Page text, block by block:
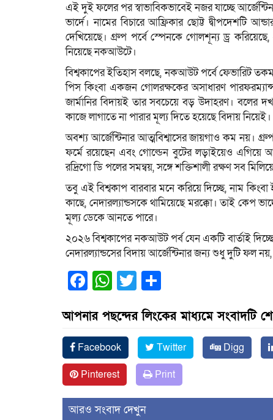
এই দুই ফলের পর স্বাভাবিকভাবেই নজর যাচ্ছে
ভার্দে। নামের বিচারে আফ্রিকার ছোট্ট দ্বীপদেশটি
দেখিয়েছে। গ্রুপ পর্বে স্পেনকে গোলশূন্য ড্র
নিয়েছে নকআউটে।
বিশ্বকাপের ইতিহাস বলছে, নকআউট পর্বে ফেভারিট
পিস কিংবা একজন গোলরক্ষকের অসাধারণ
জার্মানির বিদায়ই তার সবচেয়ে বড় উদাহরণ। বলের
কাজে লাগাতে না পারার মূল্য দিতে হয়েছে বিদায় নিয়েই।
অবশ্য আর্জেন্টিনার আত্মবিশ্বাসের জায়গাও কম নয়।
ফর্মে রয়েছেন এবং গোল্ডেন বুটের লড়াইয়েও এগিয়ে
রদ্রিগো ডি পলের সমন্বয়, সঙ্গে শক্তিশালী রক্ষণ সব
তবু এই বিশ্বকাপ বারবার মনে করিয়ে দিচ্ছে, নাম
কাছে, নেদারল্যান্ডসকে থামিয়েছে মরক্কো। তাই কেপ
মূল্য ডেকে আনতে পারে।
২০২৬ বিশ্বকাপের নকআউট পর্ব যেন একটি বার্তাই
নেদারল্যান্ডসের বিদায় আর্জেন্টিনার জন্য শুধু দুটি ফল
Facebook
WhatsApp
Twitter
আপনার পছন্দের লিংকের মাধ্যমে সংবাদটি
Facebook Twitter Digg
Pinterest
Print
আরও সংবাদ দেখুন